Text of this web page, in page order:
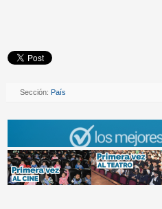
Sección: País